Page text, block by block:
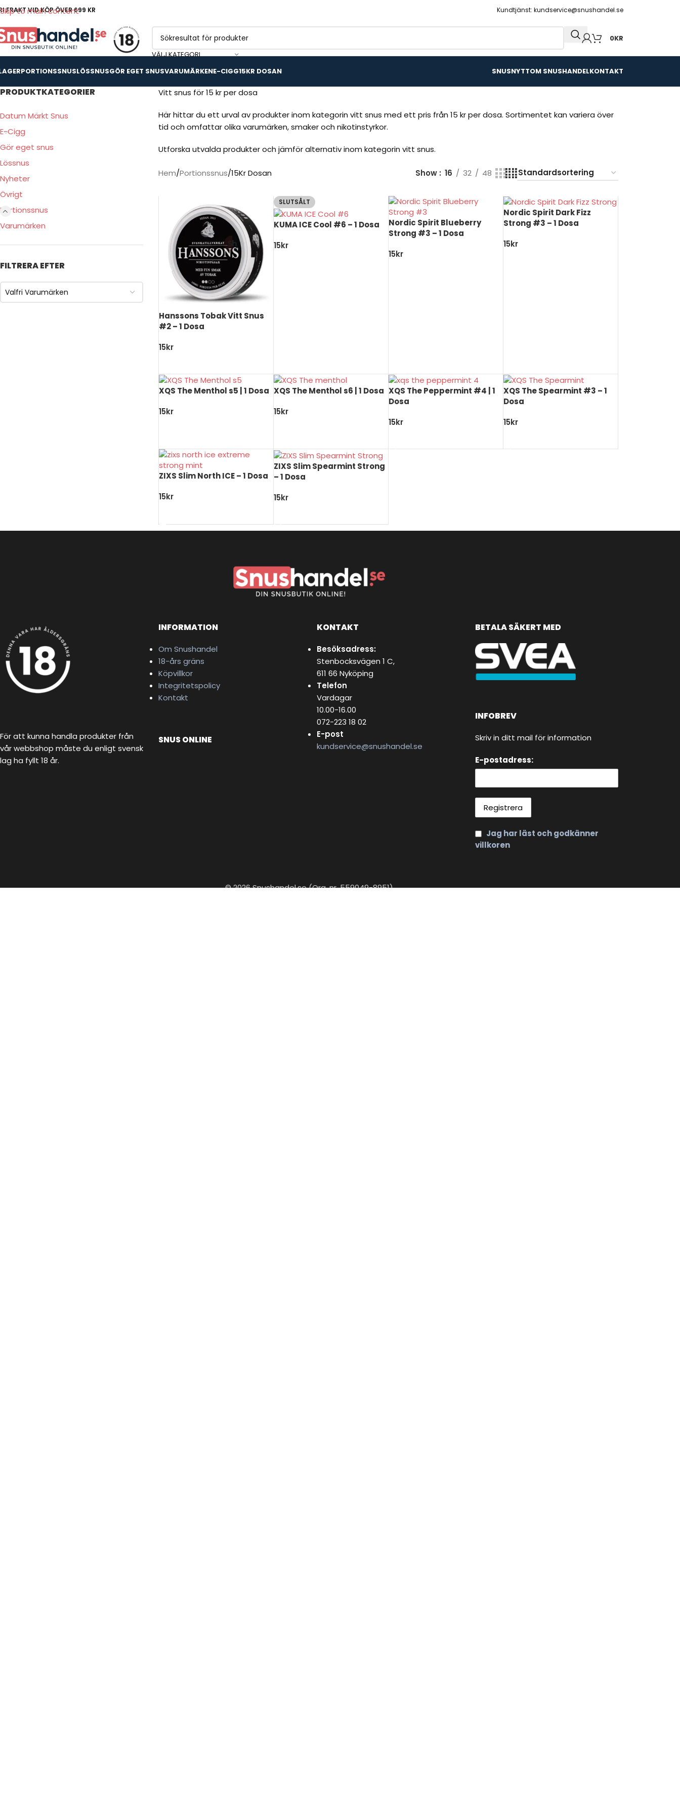
Skip to main content
FRAKT VID KÖP ÖVER 699 KR Kundtjänst: kundservice@snushandel.se
VÄLJ KATEGORI
0KR
PORTIONSSNUSLÖSSNUSGÖR EGET SNUSVARUMÄRKENE-CIGG15KR DOSAN SNUSNYTTOM SNUSHANDELKONTAKT
PRODUKTKATEGORIER
Datum Märkt Snus
E-Cigg
Gör eget snus
Lössnus
Nyheter
Övrigt
Portionssnus
Varumärken
FILTRERA EFTER
Valfri Varumärken
Vitt snus för 15 kr per dosa
Här hittar du ett urval av produkter inom kategorin vitt snus med ett pris från 15 kr per dosa. Sortimentet kan variera över
tid och omfattar olika varumärken, smaker och nikotinstyrkor.
Utforska utvalda produkter och jämför alternativ inom kategorin vitt snus.
Hem Portionssnus 15Kr Dosan Show 16 32 48
Hanssons Tobak Vitt Snus
#2 – 1 Dosa
15kr
SLUTSÅLT
KUMA ICE Cool #6 – 1 Dosa
15kr
Nordic Spirit Blueberry
Strong #3 – 1 Dosa
15kr
Nordic Spirit Dark Fizz
Strong #3 – 1 Dosa
15kr
XQS The Menthol s5 | 1 Dosa
15kr
XQS The Menthol s6 | 1 Dosa
15kr
XQS The Peppermint #4 | 1
Dosa
15kr
XQS The Spearmint #3 – 1
Dosa
15kr
ZIXS Slim North ICE – 1 Dosa
15kr
ZIXS Slim Spearmint Strong
– 1 Dosa
15kr
För att kunna handla produkter från
vår webbshop måste du enligt svensk
lag ha fyllt 18 år.
INFORMATION
Om Snushandel
18-års gräns
Köpvillkor
Integritetspolicy
Kontakt
SNUS ONLINE
KONTAKT
Besöksadress:
Stenbocksvägen 1 C,
611 66 Nyköping
Telefon
Vardagar
10.00-16.00
072-223 18 02
E-post
kundservice@snushandel.se
BETALA SÄKERT MED
INFOBREV
Skriv in ditt mail för information
E-postadress:
Jag har läst och godkänner
villkoren
© 2026 Snushandel.se (Org. nr. 559049-8951)